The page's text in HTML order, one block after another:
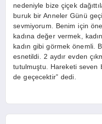
nedeniyle bize çiçek
buruk bir Anneler Günü
sevmiyorum. Benim için
kadına değer vermek,
kadın gibi görmek önemli.
esnetildi. 2 aydır evden
tutulmuştu. Hareketi seven
de geçecektir” dedi.